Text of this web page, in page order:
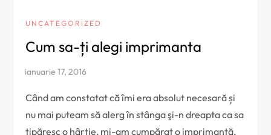
UNCATEGORIZED
Cum sa-ți alegi imprimanta
Când am constatat că îmi era absolut necesară și
nu mai puteam să alerg în stânga şi-n dreapta ca sa
tipăresc o hârtie, mi-am cumpărat o imprimantă.